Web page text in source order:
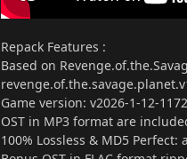
Repack Features :
Based on
Game version: v2026-1-12-
OST in MP3 format are
100% Lossless & MD5